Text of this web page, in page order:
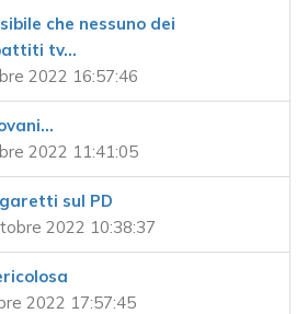
che nessuno dei
tv...
2022 16:57:46
2022 11:41:05
sul PD
2022 10:38:37
2022 17:57:45